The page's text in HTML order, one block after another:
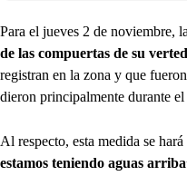
Para el jueves 2 de noviembre,
de las compuertas de su
registran en la zona y que
dieron principalmente durante
Al respecto, esta medida se hará
estamos teniendo aguas